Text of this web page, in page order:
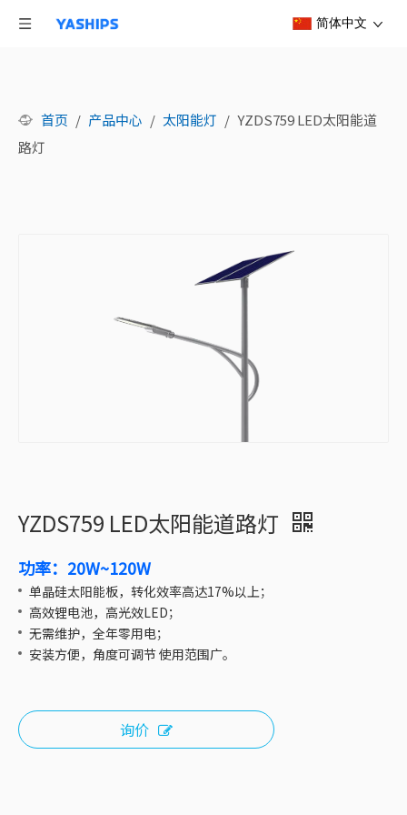
简体中文
首页 / 产品中心 / 太阳能灯 / YZDS759 LED太阳能道
路灯
YZDS759 LED太阳能道路灯
功率：20W~120W
单晶硅太阳能板，转化效率高达17%以上；
高效锂电池，高光效LED；
无需维护，全年零用电；
安装方便，角度可调节 使用范围广。
询价